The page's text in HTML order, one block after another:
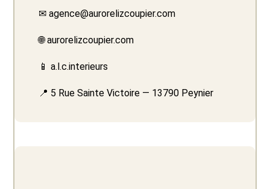
✉agence@aurorelizcoupier.com
🌐 aurorelizcoupier.com
📱 a.l.c.interieurs
📍 5 Rue Sainte Victoire — 13790 Peynier